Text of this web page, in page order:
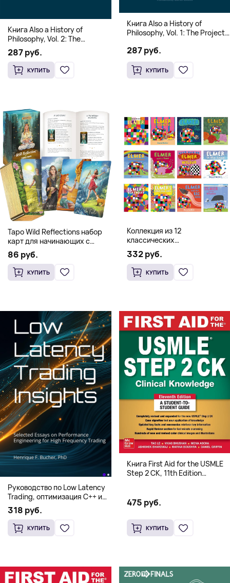
Книга Also a History of
Philosophy, Vol. 2: The
Occidental Constellation of
Faith and Knowledge
(Твердый переплет)
287 руб.
КУПИТЬ
Книга Also a History of
Philosophy, Vol. 1: The Project
Postmetaphysical Thinking
(Твердый переплет)
287 руб.
КУПИТЬ
Таро Wild Reflections набор
карт для начинающих с
книгой (78 карт, золочёные
края)
86 руб.
КУПИТЬ
Коллекция из 12
классических
иллюстрированных книг об
Элмере от Дэвида Макки
332 руб.
КУПИТЬ
Руководство по Low Latency
Trading, оптимизация C++ и
системная архитектура для
HFT
318 руб.
КУПИТЬ
Книга First Aid for the USMLE
Step 2 CK, 11th Edition
475 руб.
КУПИТЬ